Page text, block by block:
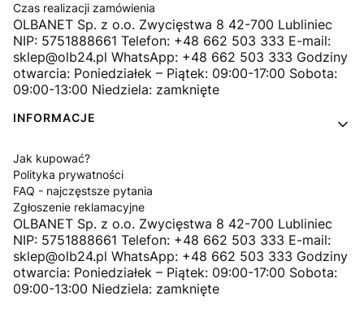
Czas realizacji zamówienia
OLBANET Sp. z o.o. Zwycięstwa 8 42-700 Lubliniec
NIP: 5751888661 Telefon: +48 662 503 333 E-mail:
sklep@olb24.pl WhatsApp: +48 662 503 333 Godziny
otwarcia: Poniedziałek – Piątek: 09:00-17:00 Sobota:
09:00-13:00 Niedziela: zamknięte
INFORMACJE
Jak kupować?
Polityka prywatności
FAQ - najczęstsze pytania
Zgłoszenie reklamacyjne
OLBANET Sp. z o.o. Zwycięstwa 8 42-700 Lubliniec
NIP: 5751888661 Telefon: +48 662 503 333 E-mail:
sklep@olb24.pl WhatsApp: +48 662 503 333 Godziny
otwarcia: Poniedziałek – Piątek: 09:00-17:00 Sobota:
09:00-13:00 Niedziela: zamknięte